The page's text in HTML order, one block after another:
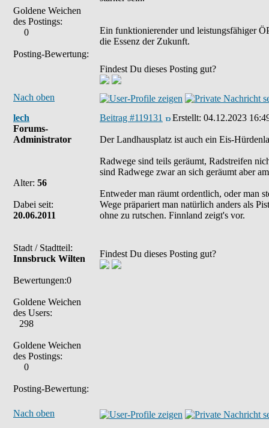
Goldene Weichen
des Postings:
0
Posting-Bewertung:
Ein funktionierender und leistungsfähiger
die Essenz der Zukunft.
Findest Du dieses Posting gut?
Nach oben
lech
Forums-
Administrator
Alter: 56
Dabei seit:
20.06.2011
Stadt / Stadtteil:
Innsbruck Wilten
Bewertungen:0
Goldene Weichen
des Users:
298
Goldene Weichen
des Postings:
0
Posting-Bewertung:
Beitrag #119131 Erstellt: 04.12.2023
Der Landhausplatz ist auch ein Eis-
Radwege sind teils geräumt, Radstreifen
sind Radwege zwar an sich geräumt aber
Entweder man räumt ordentlich, oder man
Wege präpariert man natürlich anders als
ohne zu rutschen. Finnland zeigt's vor.
Findest Du dieses Posting gut?
Nach oben